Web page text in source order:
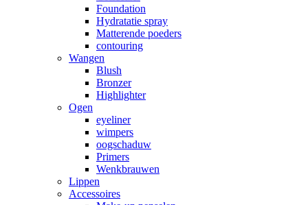
Foundation
Hydratatie spray
Matterende poeders
contouring
Wangen
Blush
Bronzer
Highlighter
Ogen
eyeliner
wimpers
oogschaduw
Primers
Wenkbrauwen
Lippen
Accessoires